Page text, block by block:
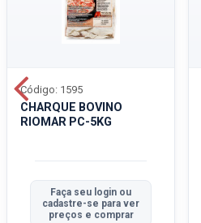
CHARQUE BOVINO
RIOMAR PC-5KG
Código: 1595
Faça seu login ou
cadastre-se para ver
preços e comprar